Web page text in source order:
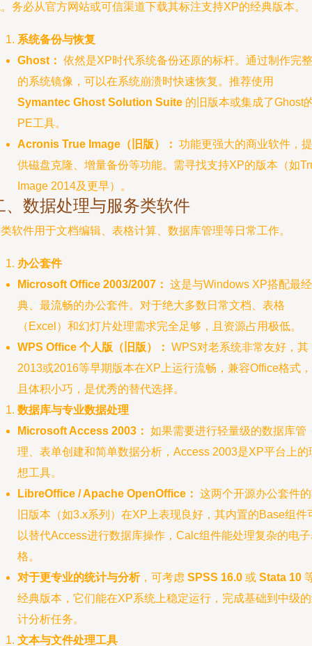
务必从官方网站或可信渠道下载其标注支持XP的经典版本。
系统备份与恢复
Ghost： 依然是XP时代系统备份还原的标杆。通过制作完整
的系统镜像，可以在系统崩溃时快速恢复。推荐使用
Symantec Ghost Solution Suite 的旧版本或集成了Ghost
PE工具。
Acronis True Image（旧版）： 功能更强大的商业软件，提
供磁盘克隆、增量备份等功能。需寻找支持XP的版本（如
Image 2014及更早）。
、数据处理与服务类软件
软件用于文档编辑、表格计算、数据库管理等日常工作。
办公套件
Microsoft Office 2003/2007： 这是与Windows XP搭配最经
典、最流畅的办公套件。对于绝大多数日常文档、表格
（Excel）和幻灯片处理需求完全足够，且资源占用极低。
WPS Office 个人版（旧版）： WPS对老系统非常友好，其
2013或2016等早期版本在XP上运行流畅，兼容Office格式，
且体积小巧，是优秀的替代选择。
数据库与专业数据处理
Microsoft Access 2003： 如果需要进行轻量级的数据库管
理、表单创建和简单数据分析，Access 2003是XP平台上的
想工具。
LibreOffice / Apache OpenOffice： 这两个开源办公套件
旧版本（如3.x系列）在XP上表现良好，其内置的Base组件
以替代Access进行数据库操作，Calc组件能处理复杂的电
格。
对于更专业的统计与分析，可考虑 SPSS 16.0 或 Stata 10
经典版本，它们能在XP系统上稳定运行，完成基础到中级
计分析任务。
文本与文件处理工具